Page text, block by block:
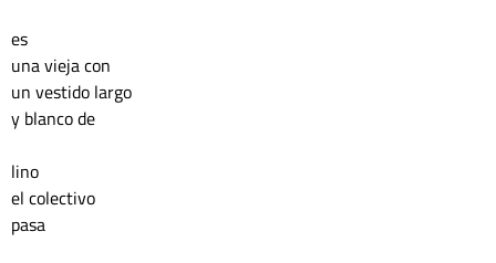
es
una vieja con
un vestido largo
y blanco de
lino
el colectivo
pasa